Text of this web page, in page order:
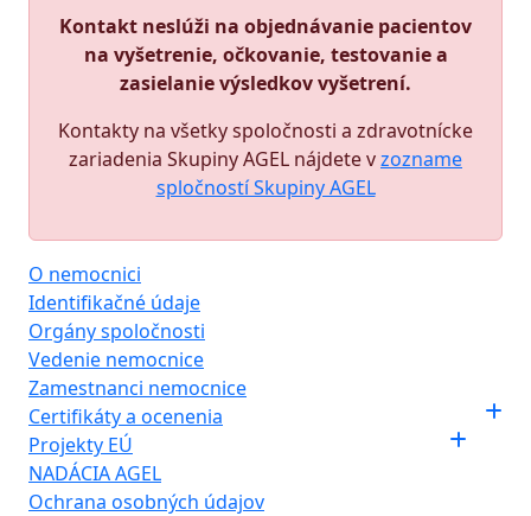
Kontakt neslúži na objednávanie pacientov
na vyšetrenie, očkovanie, testovanie a
zasielanie výsledkov vyšetrení.
Kontakty na všetky spoločnosti a zdravotnícke
zariadenia Skupiny AGEL nájdete vzozname
spločností Skupiny AGEL
O nemocnici
Identifikačné údaje
Orgány spoločnosti
Vedenie nemocnice
Zamestnanci nemocnice
Certifikáty a ocenenia
Projekty EÚ
NADÁCIA AGEL
Ochrana osobných údajov